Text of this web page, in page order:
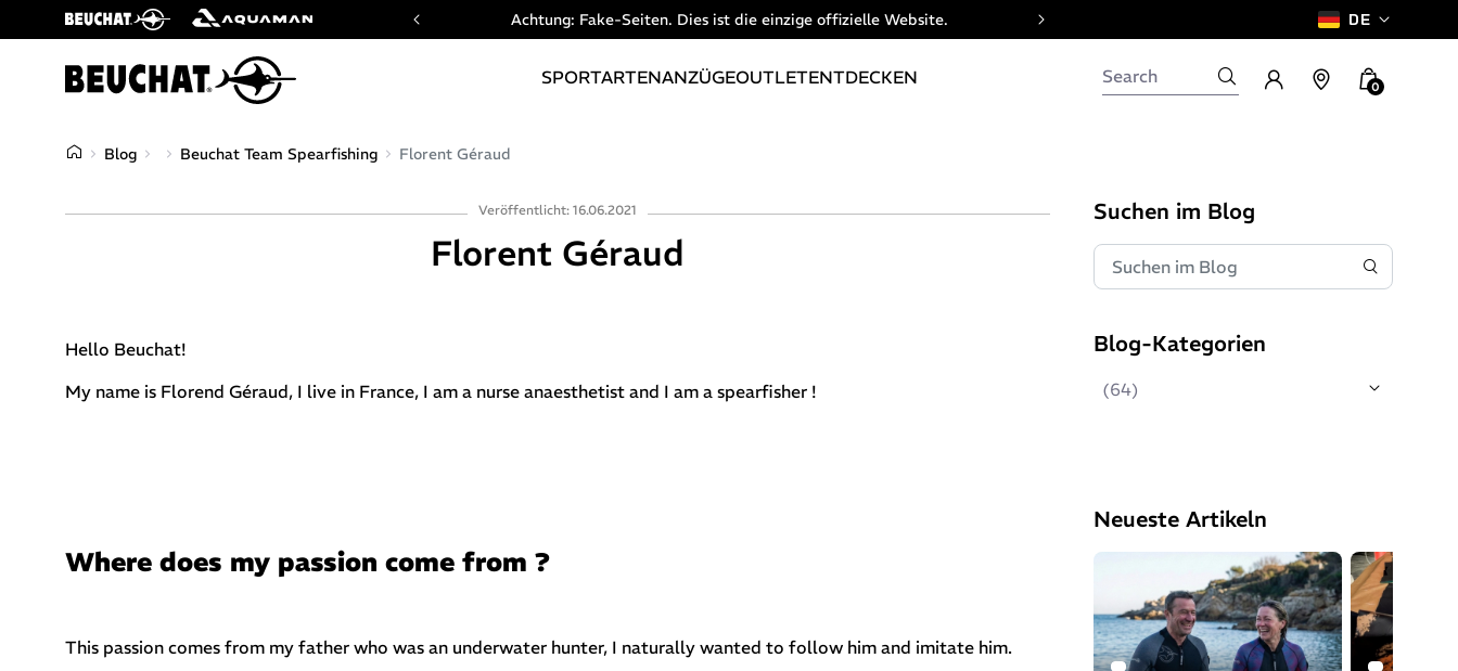
der Marken Beuchat und Aquaman Achtung: Fake-Seiten. Dies ist die einzige offizielle Website. DE
SPORTARTENANZÜGEOUTLETENTDECKEN 0
Blog Beuchat Team Spearfishing Florent Géraud
Veröffentlicht: 16.06.2021
Florent Géraud
Hello Beuchat!
My name is Florend Géraud, I live in France, I am a nurse anaesthetist and I am a spearfisher !
Where does my passion come from ?
This passion comes from my father who was an underwater hunter, I naturally wanted to follow him and imitate him.
Suchen im Blog
Blog-Kategorien
(64)
Neueste Artikeln